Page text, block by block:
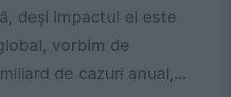
deși impactul ei este
vorbim de
de cazuri anual,...